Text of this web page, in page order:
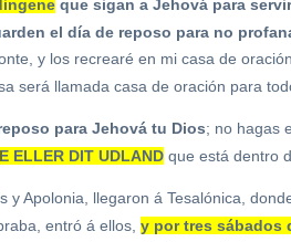
que sigan a Jehová para
el día de reposo para no
y los recrearé en mi casa de
será llamada casa de oración para
para Jehová tu Dios; no hagas
ELLER DIT UDLAND que está dentro
y Apolonia, llegaron á Tesalónica,
entró á ellos,y por tres sábados